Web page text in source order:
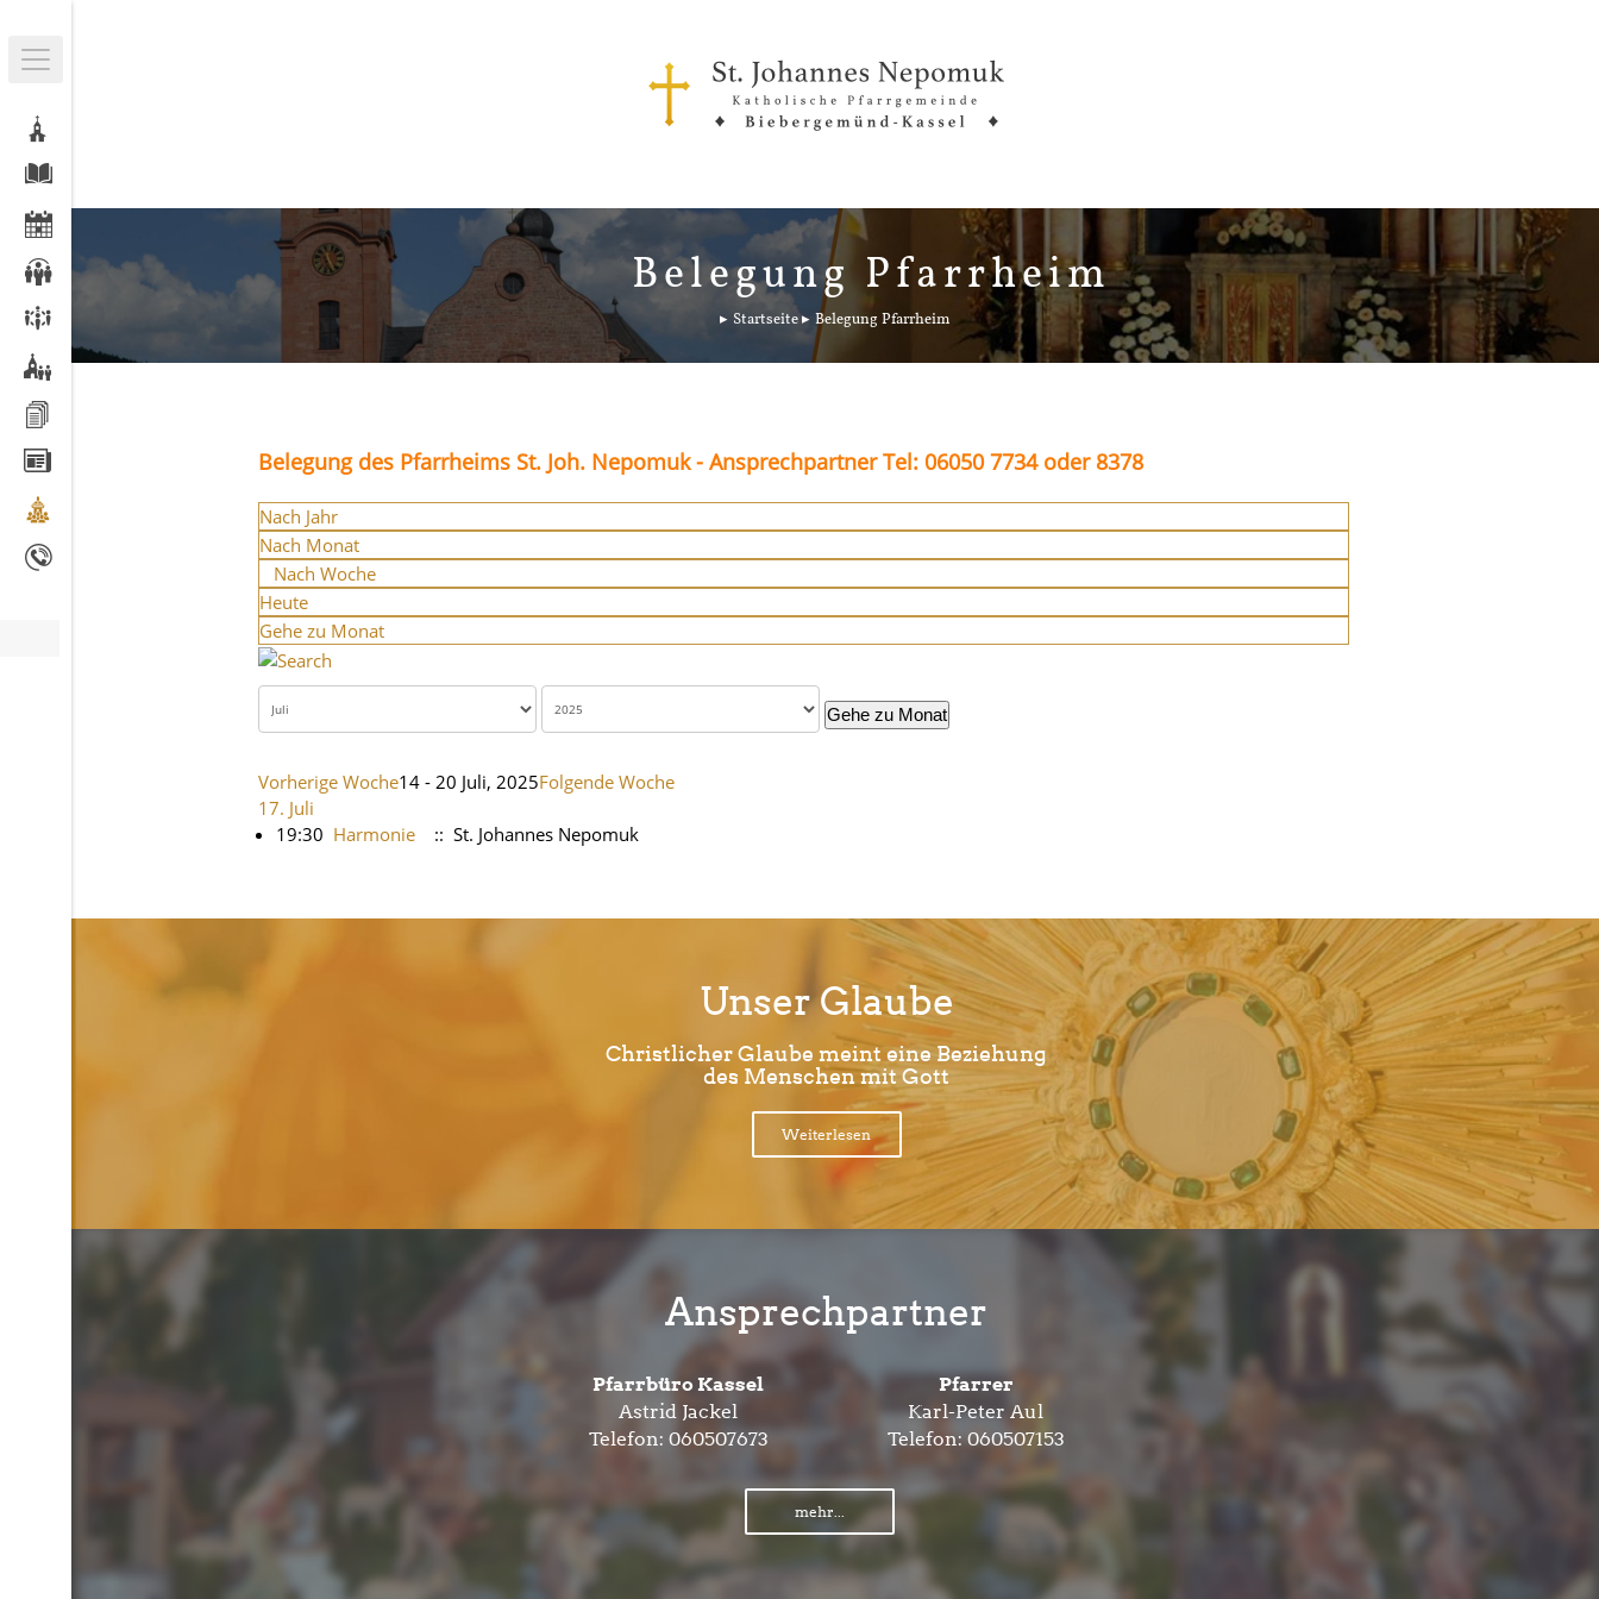
Belegung Pfarrheim
Startseite Belegung Pfarrheim
Belegung des Pfarrheims St. Joh. Nepomuk - Ansprechpartner Tel: 06050 7734 oder 8378
Nach Jahr
Nach Monat
Nach Woche
Heute
Gehe zu Monat
Gehe zu Monat
Vorherige Woche14 - 20 Juli, 2025Folgende Woche
17. Juli
19:30 Harmonie :: St. Johannes Nepomuk
Unser Glaube
Christlicher Glaube meint eine Beziehung
des Menschen mit Gott
Weiterlesen
Ansprechpartner
Pfarrbüro Kassel
Astrid Jackel
Telefon: 060507673
Pfarrer
Karl-Peter Aul
Telefon:060507153
mehr...